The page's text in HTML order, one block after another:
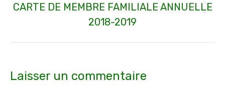
Article
suivant
:
CARTE DE MEMBRE FAMILIALE ANNUELLE
2018-2019
Laisser un commentaire